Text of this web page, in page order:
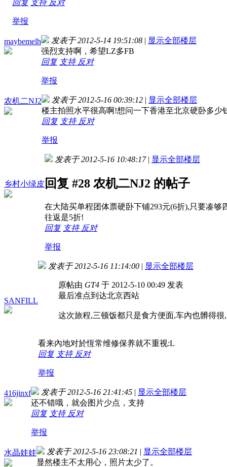
回复 支持 反对
举报
maybemelh 发表于 2012-5-14 19:51:08 | 显示全部楼层
强烈支持啊，希望LZ多FB
回复 支持 反对
举报
农机二NJ2 发表于 2012-5-16 00:39:12 | 显示全部楼层
楼主拍照水平很高啊!想问一下香港至北京硬卧多少
回复 支持 反对
举报
乡村小绿皮
发表于 2012-5-16 10:48:17 | 显示全部楼层
回复 #28 农机二NJ2 的帖子
在大陆买单程团体票硬卧下铺293元(6折),只要凑够
往返是5折!
回复 支持 反对
举报
SANFILL
发表于 2012-5-16 11:14:00 | 显示全部楼层
原帖由 GT4 于 2012-5-10 00:49 发表
最后准点到达北京西站
这次旅程,三顿饭都只是食方便面,车內也髒得
看来內地对於恆常维修保养就不重视:L
回复 支持 反对
举报
416jinxf 发表于 2012-5-16 21:41:45 | 显示全部楼层
还不错哦，就会图片少点，支持
回复 支持 反对
举报
水晶娃娃 发表于 2012-5-16 23:08:21 | 显示全部楼层
显然楼主不太用心，照片太少了。